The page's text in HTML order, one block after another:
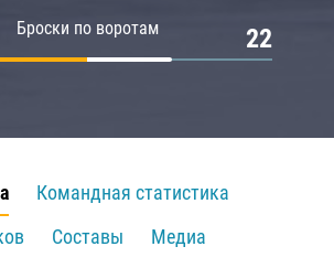
Броски по воротам 22
Командная статистика
Составы
Медиа